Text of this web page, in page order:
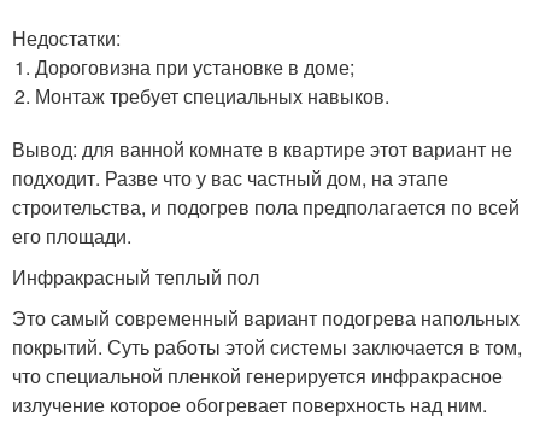
Недостатки:
Дороговизна при установке в доме;
Монтаж требует специальных навыков.
Вывод: для ванной комнате в квартире этот вариант не
подходит. Разве что у вас частный дом, на этапе
строительства, и подогрев пола предполагается по всей
его площади.
Инфракрасный теплый пол
Это самый современный вариант подогрева напольных
покрытий. Суть работы этой системы заключается в том,
что специальной пленкой генерируется инфракрасное
излучение которое обогревает поверхность над ним.